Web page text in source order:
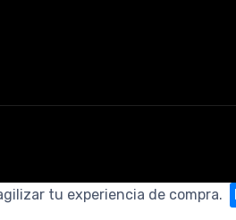
tu experiencia de compra.